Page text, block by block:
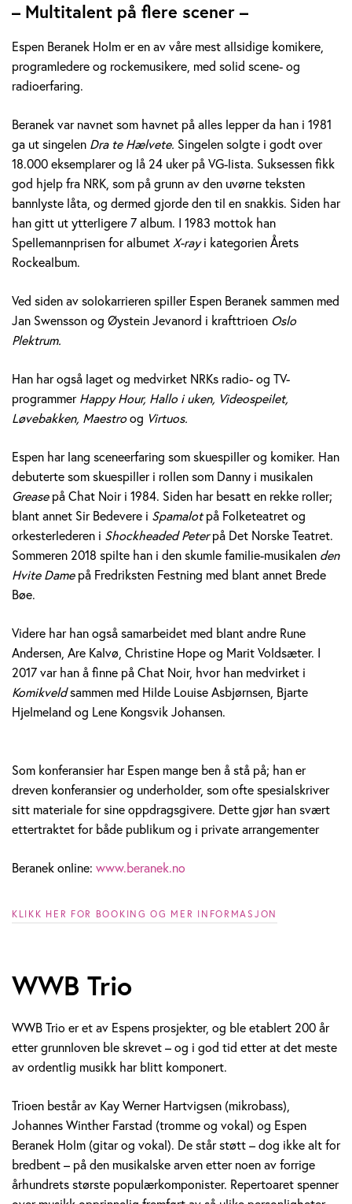
p
e
n
B
e
r
a
n
e
k
H
o
l
m
– Multitalent på flere scener –
Espen Beranek Holm er en av våre mest allsidige komikere,
programledere og rockemusikere, med solid scene- og
radioerfaring.
Beranek var navnet som havnet på alles lepper da han i 1981
ga ut singelen Dra te Hælvete. Singelen solgte i godt over
18.000 eksemplarer og lå 24 uker på VG-lista. Suksessen fikk
god hjelp fra NRK, som på grunn av den uvørne teksten
bannlyste låta, og dermed gjorde den til en snakkis. Siden har
han gitt ut ytterligere 7 album. I 1983 mottok han
Spellemannprisen for albumetX-rayi kategorien Årets
Rockealbum.
Ved siden av solokarrieren spiller Espen Beranek sammen med
Jan Swensson og Øystein Jevanord i krafttrioen Oslo
Plektrum.
Han har også laget og medvirket NRKs radio- og TV-
programmerHappy Hour, Hallo i uken, Videospeilet,
Løvebakken, Maestroog Virtuos.
Espen har lang sceneerfaring som skuespiller og komiker. Han
debuterte som skuespiller i rollen som Danny i musikalen
Greasepå Chat Noir i 1984. Siden har besatt en rekke roller;
blant annet Sir Bedevere i Spamalotpå Folketeatret og
orkesterlederen i Shockheaded Peterpå Det Norske Teatret.
Sommeren 2018 spilte han i den skumle familie-musikalen den
Hvite Damepå Fredriksten Festning med blant annet Brede
Bøe.
Videre har han også samarbeidet med blant andre Rune
Andersen, Are Kalvø, Christine Hope og Marit Voldsæter. I
2017 var han å finne på Chat Noir, hvor han medvirket i
Komikveldsammen med Hilde Louise Asbjørnsen, Bjarte
Hjelmeland og Lene Kongsvik Johansen.
Som konferansier har Espen mange ben å stå på; han er
dreven konferansier og underholder, som ofte spesialskriver
sitt materiale for sine oppdragsgivere. Dette gjør han svært
ettertraktet for både publikum og i private arrangementer
Beranek online: www.beranek.no
KLIKK HER FOR BOOKING OG MER INFORMASJON
WWB Trio
WWB Trio er et av Espens prosjekter, og ble etablert 200 år
etter grunnloven ble skrevet – og i god tid etter at det meste
av ordentlig musikk har blitt komponert.
Trioen består av Kay Werner Hartvigsen (mikrobass),
Johannes Winther Farstad (tromme og vokal) og Espen
Beranek Holm (gitar og vokal). De står støtt – dog ikke alt for
bredbent – på den musikalske arven etter noen av forrige
århundrets største populærkomponister. Repertoaret spenner